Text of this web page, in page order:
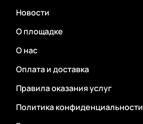
Новости
О площадке
О нас
Оплата и доставка
Правила оказания услуг
Политика конфиденциальности